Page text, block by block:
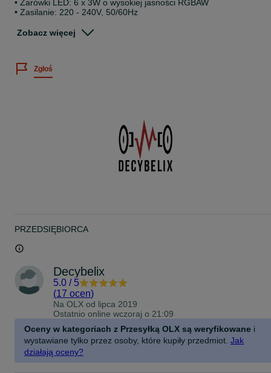
• Żarówki LED: 6 x 3W o wysokiej jasności RGBAW
• Zasilanie: 220 - 240V, 50/60Hz
• Moc: 35W
21,00 zł. (Kurier DPD - wysyłka po otrzymaniu wpłaty na konto)
Zobacz więcej
Zgłoś
PRZEDSIĘBIORCA
Decybelix
5.0 / 5
(17 ocen)
Na OLX od lipca 2019
Ostatnio online wczoraj o 21:09
Oceny w kategoriach z Przesyłką OLX są weryfikowane i
wystawiane tylko przez osoby, które kupiły przedmiot. Jak
działają oceny?